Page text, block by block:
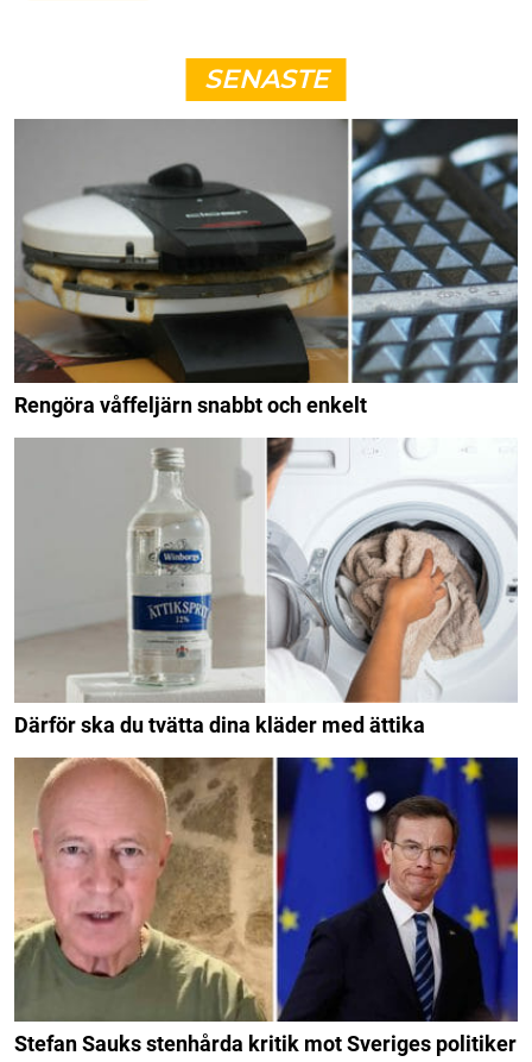
SENASTE
Rengöra våffeljärn snabbt och enkelt
Därför ska du tvätta dina kläder med ättika
Stefan Sauks stenhårda kritik mot Sveriges politiker